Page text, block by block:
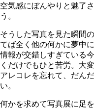
空気感にぼんやりと魅了
う。
そうした写真を見た瞬間
てば全く他の何かに夢中
情報が交錯しすぎている
くだけでもひと苦労。大
アレコレを忘れて、だん
い。
何かを求めて写真展に足